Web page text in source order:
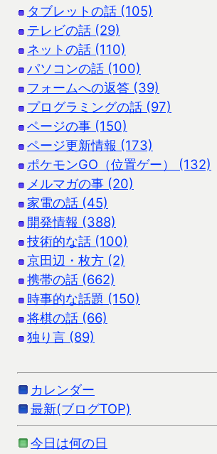
タブレットの話 (105)
テレビの話 (29)
ネットの話 (110)
パソコンの話 (100)
フォームへの返答 (39)
プログラミングの話 (97)
ページの事 (150)
ページ更新情報 (173)
ポケモンGO（位置ゲー） (132)
メルマガの事 (20)
家電の話 (45)
開発情報 (388)
技術的な話 (100)
京田辺・枚方 (2)
携帯の話 (662)
時事的な話題 (150)
将棋の話 (66)
独り言 (89)
カレンダー
最新(ブログTOP)
今日は何の日